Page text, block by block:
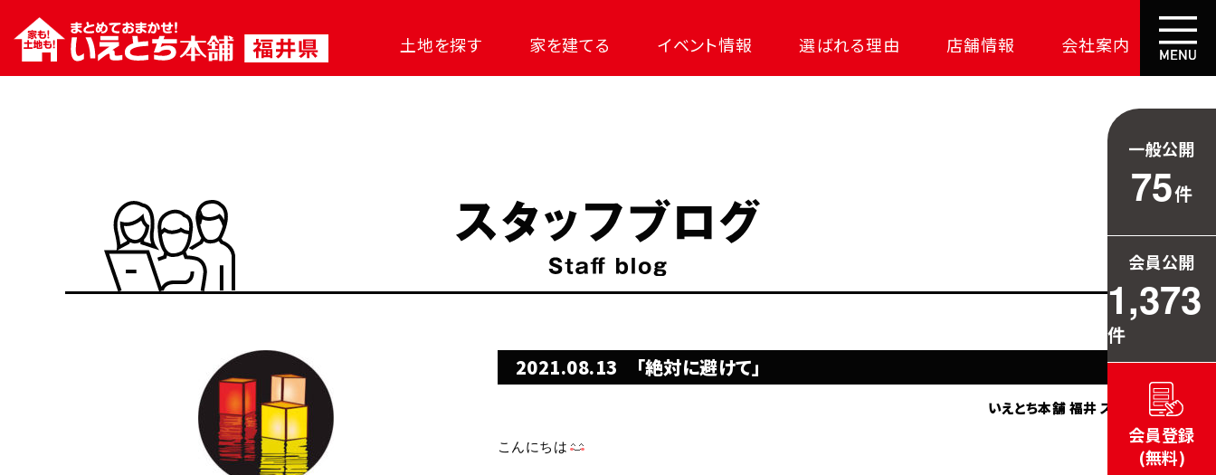
土地を探す 家を建てる イベント情報 選ばれる理由
大成功の土地探し
店舗情報 会社案内
2021.08.13 「絶対に避けて」
いえとち本舗 福井 スタッフ
こんにちは
一般公開
75件
会員公開
1,373
件
会員登録
(無料)